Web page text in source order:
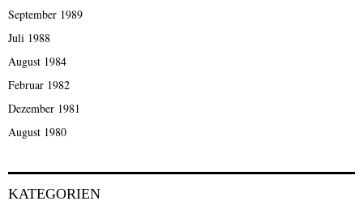
September 1989
Juli 1988
August 1984
Februar 1982
Dezember 1981
August 1980
KATEGORIEN